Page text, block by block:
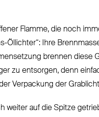
Flamme, die noch
Öllichter“: Ihre
brennen diese
zu entsorgen, denn
Verpackung der
weiter auf die Spitze